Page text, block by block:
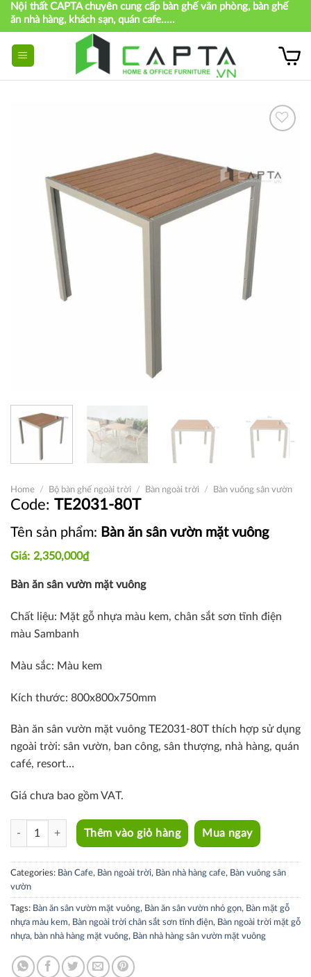
Skip
content
Nội thất CAPTA chuyên cung cấp bàn ghế văn phòng, bàn ghế
ăn nhà hàng, khách sạn, quán cafe.....
Home / Bộ bàn ghế ngoài trời / Bàn ngoài trời / Bàn vuông sân vườn
TE2031-80T
Tên sản phẩm: Bàn ăn sân vườn mặt vuông
2,350,000₫
Bàn ăn sân vườn mặt vuông
Chất liệu: Mặt gỗ nhựa màu kem, chân sắt sơn tĩnh điện
màu Sambanh
Màu sắc: Màu kem
Kích thước: 800x800x750mm
Bàn ăn sân vườn mặt vuông TE2031-80T thích hợp sử dụng
ngoài trời: sân vườn, ban công, sân thượng, nhà hàng, quán
café, resort…
Giá chưa bao gồm VAT.
TE2031-80T quantity
Thêm vào giỏ hàng Mua ngay
Categories: Bàn Cafe, Bàn ngoài trời, Bàn nhà hàng cafe, Bàn vuông sân
vườn
Tags: Bàn ăn sân vườn mặt vuông, Bàn ăn sân vườn nhỏ gọn, Bàn mặt gỗ
nhựa màu kem, Bàn ngoài trời chân sắt sơn tĩnh điện, Bàn ngoài trời mặt gỗ
nhựa, bàn nhà hàng mặt vuông, Bàn nhà hàng sân vườn mặt vuông